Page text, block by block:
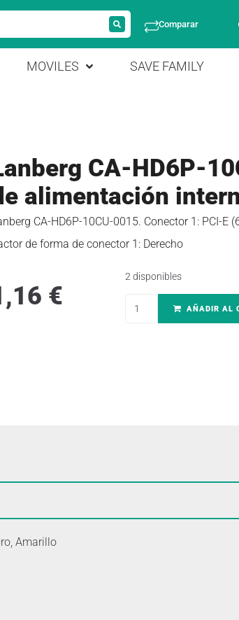
Comparar
MOVILES SAVE FAMILY
CA-HD6P-
alimentación
CA-HD6P-10CU-0015. Conector 1: PCI-E
de forma de conector 1: Derecho
€
2 disponibles
AÑADIR AL
Amarillo